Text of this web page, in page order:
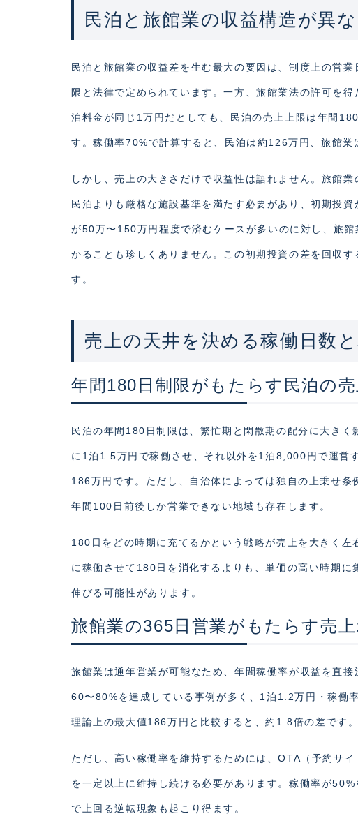
民泊と旅館業の収益構造が異
民泊と旅館業の収益差を生む最大の要因は、制度上の営
限と法律で定められています。一方、旅館業法の許可を
泊料金が同じ1万円だとしても、民泊の売上上限は年間
す。稼働率70%で計算すると、民泊は約126万円、旅館
しかし、売上の大きさだけで収益性は語れません。旅館
民泊よりも厳格な施設基準を満たす必要があり、初期投
が50万〜150万円程度で済むケースが多いのに対し、旅
かることも珍しくありません。この初期投資の差を回収
す。
売上の天井を決める稼働日数
年間180日制限がもたらす民泊の売
民泊の年間180日制限は、繁忙期と閑散期の配分に大き
に1泊1.5万円で稼働させ、それ以外を1泊8,000円で運営
186万円です。ただし、自治体によっては独自の上乗せ
年間100日前後しか営業できない地域も存在します。
180日をどの時期に充てるかという戦略が売上を大きく
に稼働させて180日を消化するよりも、単価の高い時期
伸びる可能性があります。
旅館業の365日営業がもたらす売
旅館業は通年営業が可能なため、年間稼働率が収益を直
60〜80%を達成している事例が多く、1泊1.2万円・稼働
理論上の最大値186万円と比較すると、約1.8倍の差です。
ただし、高い稼働率を維持するためには、OTA（予約サ
を一定以上に維持し続ける必要があります。稼働率が
で上回る逆転現象も起こり得ます。